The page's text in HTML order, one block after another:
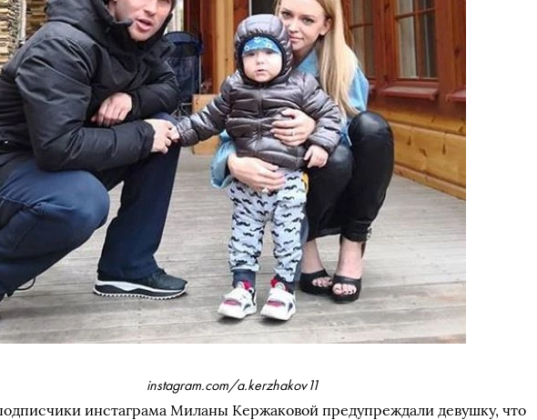
instagram.com/a.kerzhakov11
инстаграма Миланы Кержаковой предупреждали девушку, что